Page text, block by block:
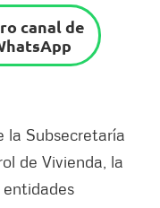
canal de
la Subsecretaría
de Vivienda, la